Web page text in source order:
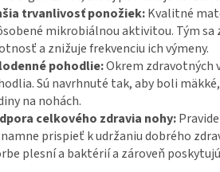
trvanlivosť ponožiek:Kvalitné
mikrobiálnou aktivitou. Tým
a znižuje frekvenciu ich výmeny.
pohodlie:Okrem zdravotných
Sú navrhnuté tak, aby boli
na nohách.
celkového zdravia nohy:
prispieť k udržaniu dobrého
plesní a baktérií a zároveň